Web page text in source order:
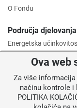
O Fondu
Područja djelovanja
Energetska
Posredničko tijelo
Informacije za
Ova web
Za više
načinu kontrole i
POLITIKA